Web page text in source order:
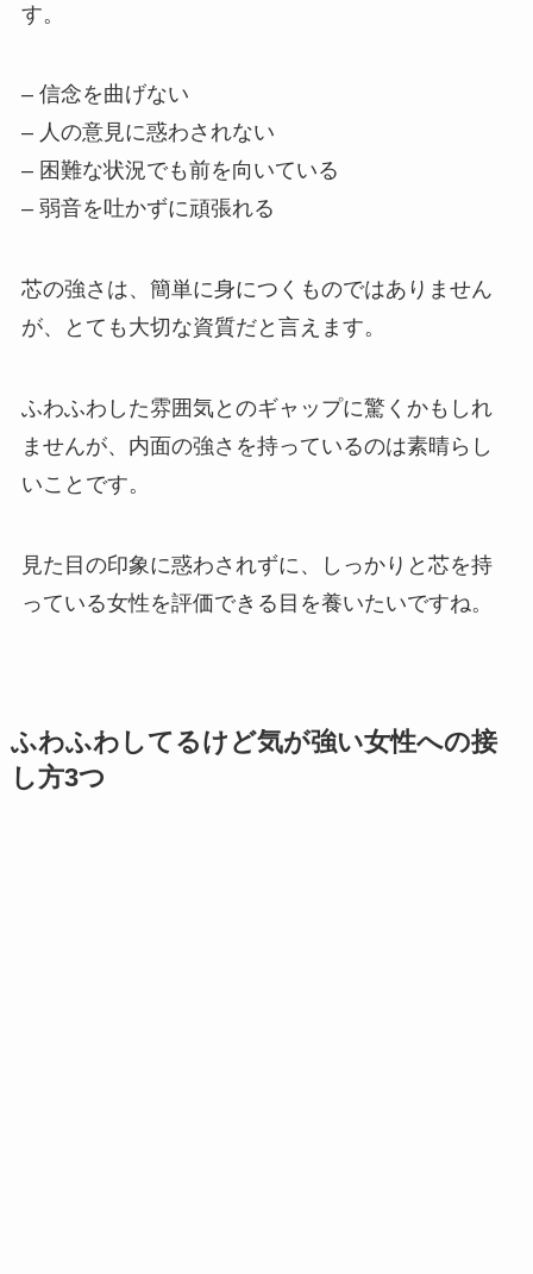
す。
– 信念を曲げない
– 人の意見に惑わされない
– 困難な状況でも前を向いている
– 弱音を吐かずに頑張れる
芯の強さは、簡単に身につくものではありません
が、とても大切な資質だと言えます。
ふわふわした雰囲気とのギャップに驚くかもしれ
ませんが、内面の強さを持っているのは素晴らし
いことです。
見た目の印象に惑わされずに、しっかりと芯を持
っている女性を評価できる目を養いたいですね。
ふわふわしてるけど気が強い女性への接
し方3つ